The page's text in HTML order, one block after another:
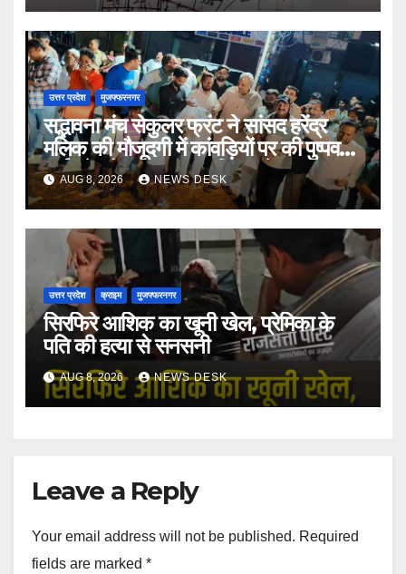
उत्तर प्रदेश मुजफ्फरनगर
सद्भावना मंच सेकुलर फ्रंट ने सांसद हरेंद्र
मलिक की मौजूदगी में कांवड़ियों पर की पुष्पवर्षा,
भाईचारे और सद्भावना का दिया संदेश
AUG 8, 2026 NEWS DESK
उत्तर प्रदेश क्राइम मुजफ्फरनगर
सिरफिरे आशिक का खूनी खेल, प्रेमिका के
पति की हत्या से सनसनी
AUG 8, 2026 NEWS DESK
Leave a Reply
Your email address will not be published. Required
fields are marked *